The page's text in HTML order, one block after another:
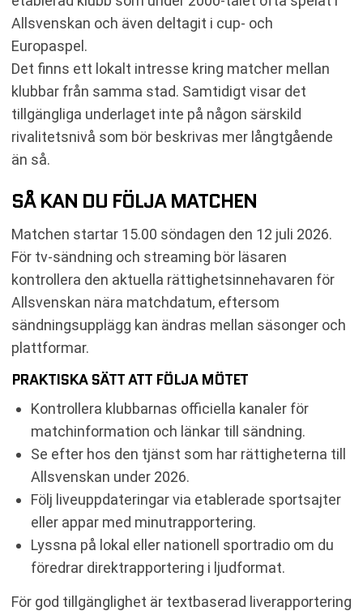
Allsvenskan och även deltagit i cup- och
Europaspel.
Det finns ett lokalt intresse kring matcher mellan
klubbar från samma stad. Samtidigt visar det
tillgängliga underlaget inte på någon särskild
rivalitetsnivå som bör beskrivas mer långtgående
än så.
SÅ KAN DU FÖLJA MATCHEN
Matchen startar 15.00 söndagen den 12 juli 2026.
För tv-sändning och streaming bör läsaren
kontrollera den aktuella rättighetsinnehavaren för
Allsvenskan nära matchdatum, eftersom
sändningsupplägg kan ändras mellan säsonger och
plattformar.
PRAKTISKA SÄTT ATT FÖLJA MÖTET
Kontrollera klubbarnas officiella kanaler för
matchinformation och länkar till sändning.
Se efter hos den tjänst som har rättigheterna till
Allsvenskan under 2026.
Följ liveuppdateringar via etablerade sportsajter
eller appar med minutrapportering.
Lyssna på lokal eller nationell sportradio om du
föredrar direktrapportering i ljudformat.
För god tillgänglighet är textbaserad liverapportering